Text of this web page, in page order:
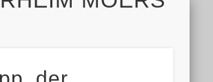
HOME
AKTUELL
ALLE TIERE
HELFEN
TIERHEIM & VEREIN
VIELEN DANK!
& DATENSCHUTZ
FINDEFIX